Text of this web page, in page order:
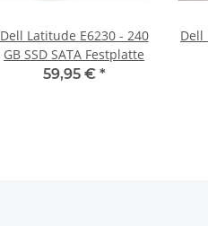
Dell Latitude E6230 - 240
GB SSD SATA Festplatte
59,95 € *
Dell